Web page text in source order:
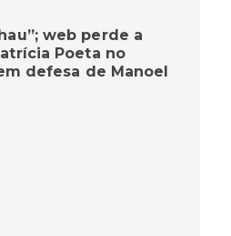
web perde a
Poeta no
defesa de Manoel